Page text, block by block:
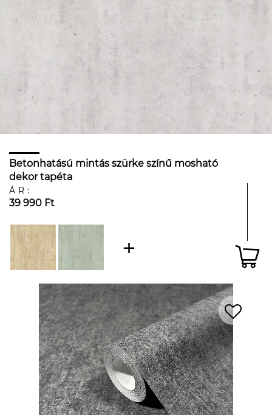
Betonhatású mintás szürke színű mosható
dekor tapéta
ÁR:
39 990 Ft